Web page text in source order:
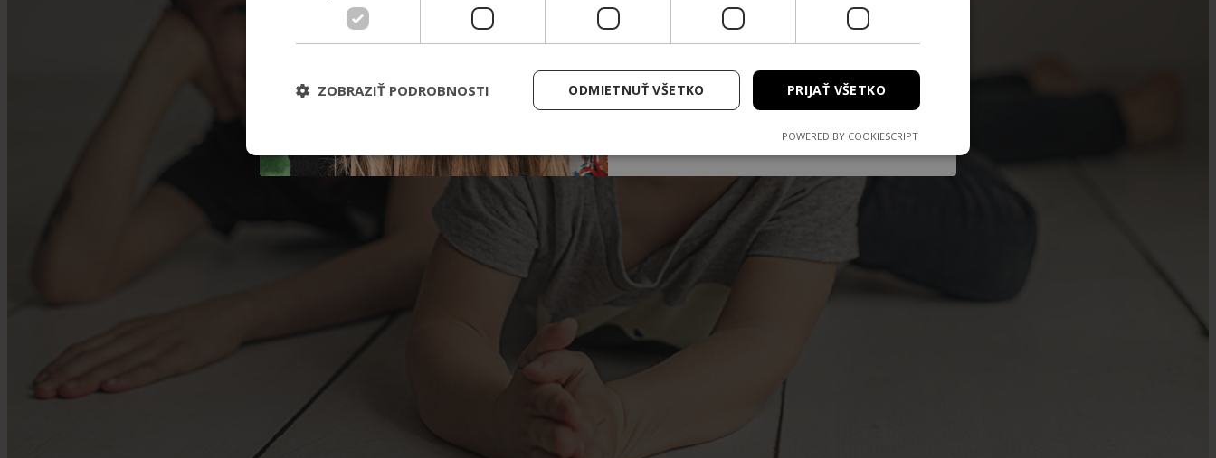
PRIHLÁSIŤ SA
Zásady spracovania osobných údajov
PRIJAŤ VŠETKO
ODMIETNUŤ VŠETKO
ZOBRAZIŤ PODROBNOSTI
POWERED BY COOKIESCRIPT